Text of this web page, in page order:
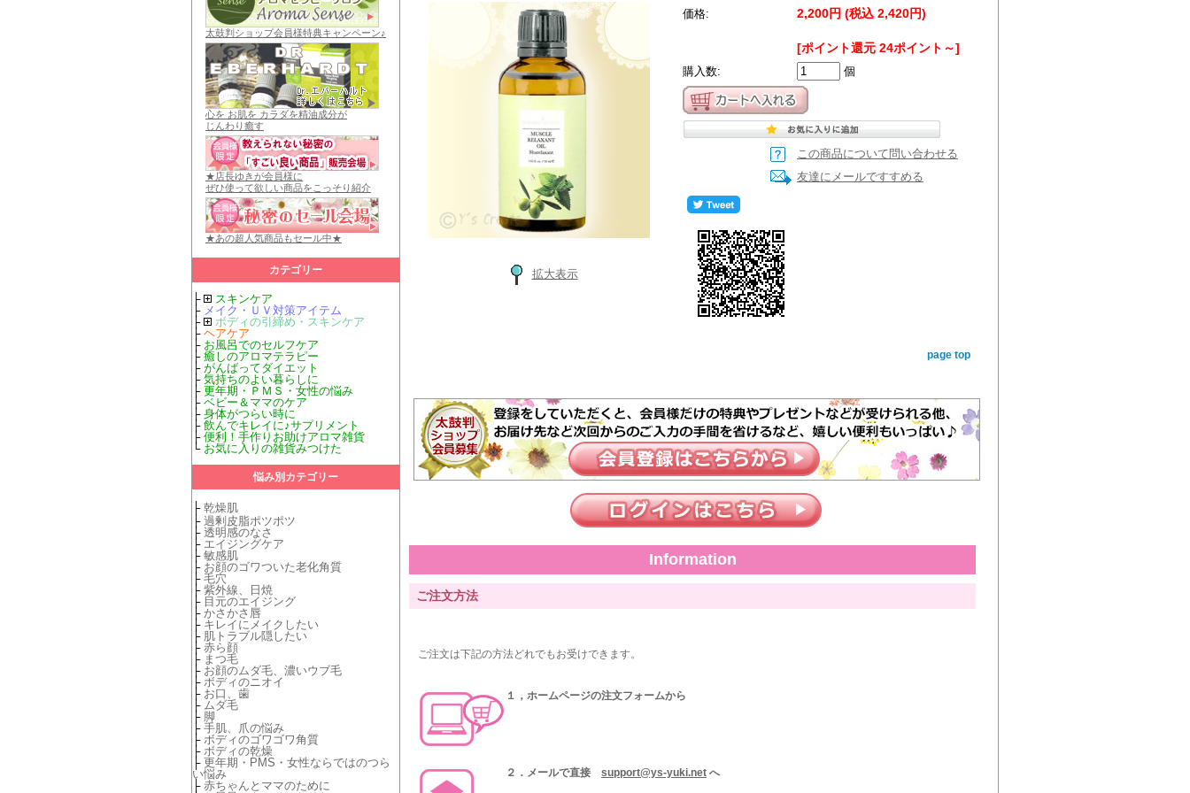
太鼓判ショップ会員様特典キャンペーン♪
心を お肌を カラダを精油成分が
じんわり癒す
★店長ゆきが会員様に
ぜひ使って欲しい商品をこっそり紹介
★あの超人気商品もセール中★
カテゴリー
├
スキンケア
├ メイク・ＵＶ対策アイテム
├
ボディの引締め・スキンケア
├ ヘアケア
├ お風呂でのセルフケア
├ 癒しのアロマテラピー
├ がんばってダイエット
├ 気持ちのよい暮らしに
├ 更年期・ＰＭＳ・女性の悩み
├ ベビー＆ママのケア
├ 身体がつらい時に
├ 飲んでキレイに♪サプリメント
├ 便利！手作りお助けアロマ雑貨
└ お気に入りの雑貨みつけた
悩み別カテゴリー
├ 乾燥肌
├ 過剰皮脂ポツポツ
├ 透明感のなさ
├ エイジングケア
├ 敏感肌
├ お顔のゴワついた老化角質
├ 毛穴
├ 紫外線、日焼
├ 目元のエイジング
├ かさかさ唇
├ キレイにメイクしたい
├ 肌トラブル隠したい
├ 赤ら顔
├ まつ毛
├ お顔のムダ毛、濃いウブ毛
├ ボディのニオイ
├ お口、歯
├ ムダ毛
├ 脚
├ 手肌、爪の悩み
├ ボディのゴワゴワ角質
├ ボディの乾燥
├ 更年期・PMS・女性ならではのつら
い悩み
├ 赤ちゃんとママのために
拡大表示
価格: 2,200円 (税込 2,420円)
[ポイント還元 24ポイント～]
購入数: 個
この商品について問い合わせる
友達にメールですすめる
page top
Information
ご注文方法
ご注文は下記の方法どれでもお受けできます。
１，ホームページの注文フォームから
２．メールで直接 support@ys-yuki.net へ